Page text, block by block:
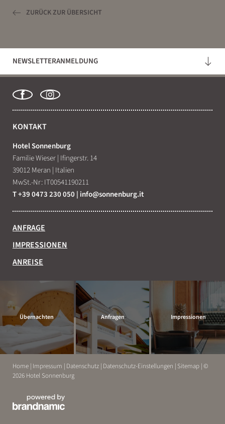
ZURÜCK ZUR ÜBERSICHT
NEWSLETTERANMELDUNG
KONTAKT
Hotel Sonnenburg
Familie Wieser| Ifingerstr. 14
39012 Meran | Italien
MwSt.-Nr: IT00541190211
T +39 0473 230 050 | info@sonnenburg.it
ANFRAGE
IMPRESSIONEN
ANREISE
Übernachten Anfragen Impressionen
Home Impressum Datenschutz Datenschutz-Einstellungen Sitemap ©
2026 Hotel Sonnenburg